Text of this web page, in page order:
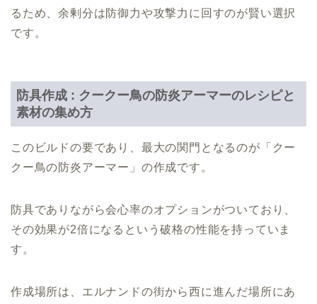
るため、余剰分は防御力や攻撃力に回すのが賢い選択
です。
防具作成 : クークー鳥の防炎アーマーのレシピと
素材の集め方
このビルドの要であり、最大の関門となるのが「クー
クー鳥の防炎アーマー」の作成です。
防具でありながら会心率のオプションがついており、
その効果が2倍になるという破格の性能を持っていま
す。
作成場所は、エルナンドの街から西に進んだ場所にあ